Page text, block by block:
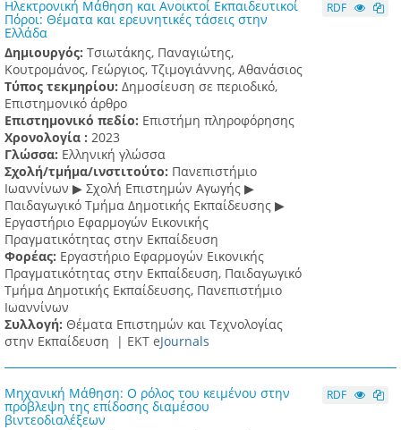
Ηλεκτρονική Μάθηση και Ανοικτοί Εκπαιδευτικοί
Πόροι: Θέματα και ερευνητικές τάσεις στην
Ελλάδα
Δημιουργός: Τσιωτάκης, Παναγιώτης,
Κουτρομάνος, Γεώργιος, Τζιμογιάννης, Αθανάσιος
Τύπος τεκμηρίου: Δημοσίευση σε περιοδικό,
Επιστημονικό άρθρο
Επιστημονικό πεδίο: Επιστήμη πληροφόρησης
Χρονολογία : 2023
Γλώσσα: Ελληνική γλώσσα
Σχολή/τμήμα/ινστιτούτο: Πανεπιστήμιο
Ιωαννίνων ▶ Σχολή Επιστημών Αγωγής ▶
Παιδαγωγικό Τμήμα Δημοτικής Εκπαίδευσης ▶
Eργαστήριο Εφαρμογών Eικονικής
Πραγματικότητας στην Εκπαίδευση
Φορέας: Εργαστήριο Εφαρμογών Εικονικής
Πραγματικότητας στην Εκπαίδευση, Παιδαγωγικό
Τμήμα Δημοτικής Εκπαίδευσης, Πανεπιστήμιο
Ιωαννίνων
Συλλογή: Θέματα Επιστημών και Τεχνολογίας
στην Εκπαίδευση | ΕΚΤ eJournals
RDF
Μηχανική Μάθηση: Ο ρόλος του κειμένου στην
πρόβλεψη της επίδοσης διαμέσου
βιντεοδιαλέξεων
RDF